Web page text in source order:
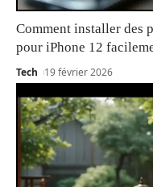
Comment installer des
pour iPhone 12
Tech 19 février 2026